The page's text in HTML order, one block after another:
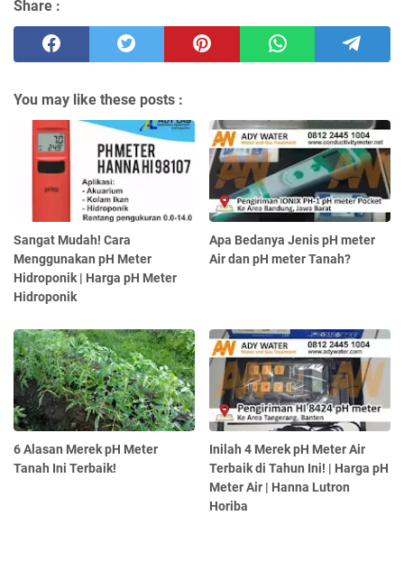
Share :
You may like these posts :
Sangat Mudah! Cara
Menggunakan pH Meter
Hidroponik | Harga pH Meter
Hidroponik
Apa Bedanya Jenis pH meter
Air dan pH meter Tanah?
6 Alasan Merek pH Meter
Tanah Ini Terbaik!
Inilah 4 Merek pH Meter Air
Terbaik di Tahun Ini! | Harga pH
Meter Air | Hanna Lutron
Horiba